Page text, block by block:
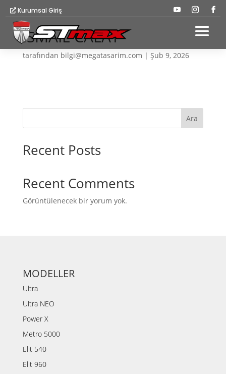
Kurumsal Giriş
İSMAİL CALAY
tarafından bilgi@megatasarim.com | Şub 9, 2026
Ara
Recent Posts
Recent Comments
Görüntülenecek bir yorum yok.
MODELLER
Ultra
Ultra NEO
Power X
Metro 5000
Elit 540
Elit 960